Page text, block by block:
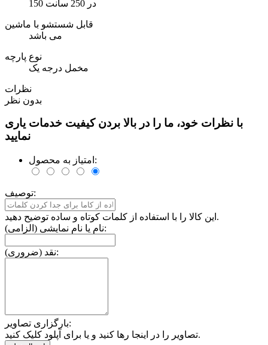
150 در 250 سانت
قابل شستشو با ماشین
می باشد
نوع پارچه
مخمل درجه یک
نظرات
بدون نظر
با نظرات خود، ما را در بالا بردن کیفیت خدمات یاری
نمایید
امتیاز به محصول:
توصیف:
این کالا را با استفاده از کلمات کوتاه و ساده توضیح دهید.
نام یا نام نمایشی (الزامی):
نقد (ضروری):
بارگزاری تصاویر:
تصاویر را در اینجا رها کنید و یا برای آپلود کلیک کنید.